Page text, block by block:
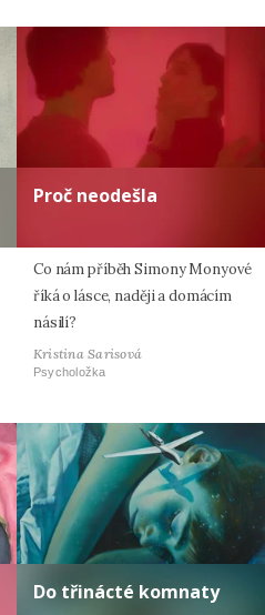
Proč neodešla
Co nám příběh Simony Monyové
říká o lásce, naději a domácím
násilí?
Kristina Sarisová
Psycholožka
Do třinácté komnaty